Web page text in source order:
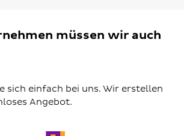
müssen wir auch
sich einfach bei uns. Wir erstellen
Angebot.